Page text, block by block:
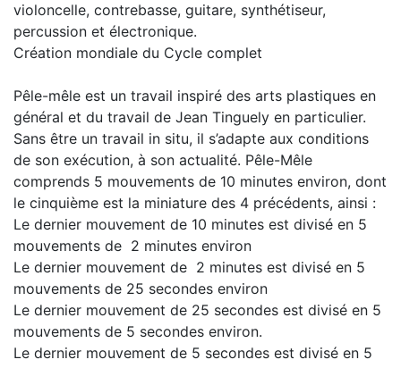
violoncelle, contrebasse, guitare, synthétiseur,
percussion et électronique.
Création mondiale du Cycle complet
Pêle-mêle est un travail inspiré des arts plastiques en
général et du travail de Jean Tinguely en particulier.
Sans être un travail in situ, il s’adapte aux conditions
de son exécution, à son actualité. Pêle-Mêle
comprends 5 mouvements de 10 minutes environ, dont
le cinquième est la miniature des 4 précédents, ainsi :
Le dernier mouvement de 10 minutes est divisé en 5
mouvements de 2 minutes environ
Le dernier mouvement de 2 minutes est divisé en 5
mouvements de 25 secondes environ
Le dernier mouvement de 25 secondes est divisé en 5
mouvements de 5 secondes environ.
Le dernier mouvement de 5 secondes est divisé en 5